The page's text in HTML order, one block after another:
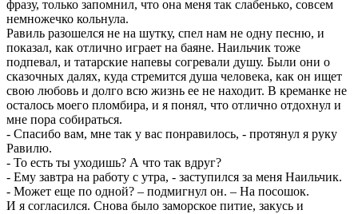
фразу, только запомнил, что она меня так слабенько, совсем
немножечко кольнула.
Равиль разошелся не на шутку, спел нам не одну песню, и
показал, как отлично играет на баяне. Наильчик тоже
подпевал, и татарские напевы согревали душу. Были они о
сказочных далях, куда стремится душа человека, как он ищет
свою любовь и долго всю жизнь ее не находит. В креманке не
осталось моего пломбира, и я понял, что отлично отдохнул и
мне пора собираться.
- Спасибо вам, мне так у вас понравилось, - протянул я руку
Равилю.
- То есть ты уходишь? А что так вдруг?
- Ему завтра на работу с утра, - заступился за меня Наильчик.
- Может еще по одной? – подмигнул он. – На посошок.
И я согласился. Снова было заморское питие, закусь и